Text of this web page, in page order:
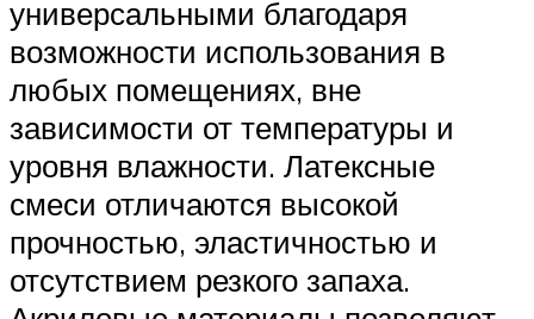
универсальными благодаря
возможности использования в
любых помещениях, вне
зависимости от температуры и
уровня влажности. Латексные
смеси отличаются высокой
прочностью, эластичностью и
отсутствием резкого запаха.